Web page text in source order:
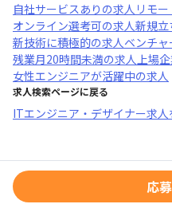
自社サービスあり の求人 リモ
オンライン選考可の求人新規
新技術に積極的の求人ベンチ
残業月20時間未満の求人上場
女性エンジニアが活躍中の求人
求人検索ページに戻る
ITエンジニア・デザイナー求人
応